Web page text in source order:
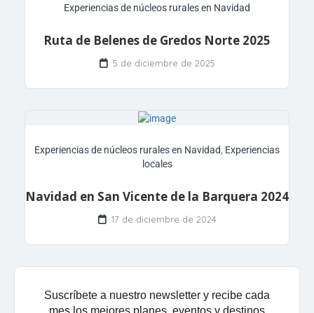
Experiencias de núcleos rurales en Navidad
Ruta de Belenes de Gredos Norte 2025
5 de diciembre de 2025
Experiencias de núcleos rurales en Navidad, Experiencias
locales
Navidad en San Vicente de la Barquera 2024
17 de diciembre de 2024
Suscríbete a nuestro newsletter y recibe cada